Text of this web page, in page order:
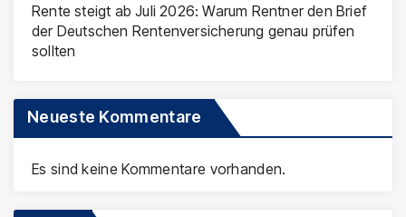
Rente steigt ab Juli 2026: Warum Rentner den Brief
der Deutschen Rentenversicherung genau prüfen
sollten
Neueste Kommentare
Es sind keine Kommentare vorhanden.